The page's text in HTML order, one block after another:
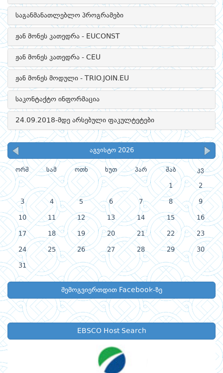
საგანმანათლებლო პროგრამები
ჟან მონეს კათედრა - EUCONST
ჟან მონეს კათედრა - CEU
ჟან მონეს მოდული - TRIO.JOIN.EU
საკონტაქტო ინფორმაცია
24.09.2018-მდე არსებული ფაკულტეტები
აგვისტო 2026
ორშ სამ ოთხ ხუთ პარ შაბ კვ
1 2
3 4 5 6 7 8 9
10 11 12 13 14 15 16
17 18 19 20 21 22 23
24 25 26 27 28 29 30
31
შემოგვიერთდით Facebook-ზე
EBSCO Host Search